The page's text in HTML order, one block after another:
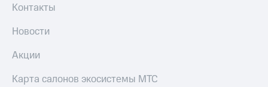
Контакты
Новости
Акции
Карта салонов экосистемы МТС